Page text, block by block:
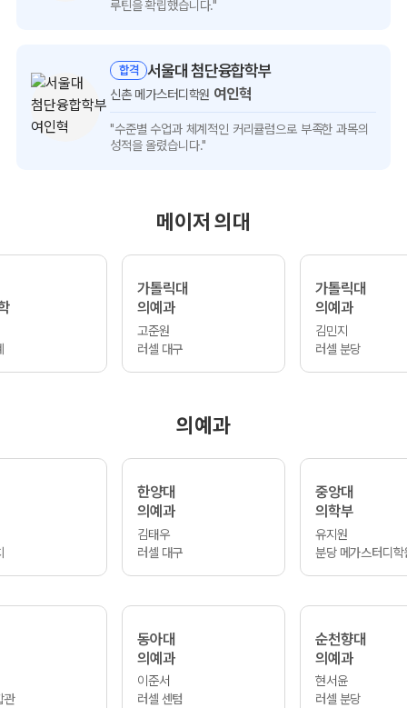
루틴을 확립했습니다."
합격 서울대 첨단융합학부
신촌 메가스터디학원 여인혁
"수준별 수업과 체계적인 커리큘럼으로 부족한 과목의
성적을 올렸습니다."
메이저 의대
가톨릭대
의예과
고준원
러셀 대구
가톨릭대
의예과
김민지
러셀 분당
의예과
한양대
의예과
김태우
러셀 대구
중앙대
의학부
유지원
분당 메가스터디학
관
동아대
의예과
이준서
러셀 센텀
순천향대
의예과
현서윤
러셀 분당